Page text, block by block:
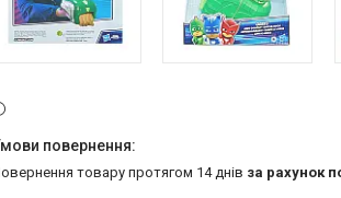
повернення товару протягом 14 днів за рахунок